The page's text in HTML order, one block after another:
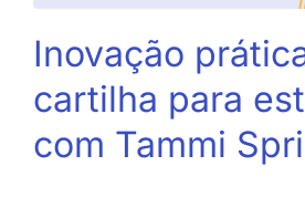
Inovação
cartilha para
com Tammi